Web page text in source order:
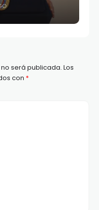
será publicada. Los
con *